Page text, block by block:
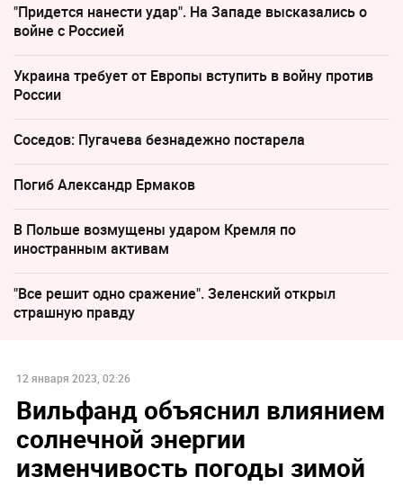
"Придется нанести удар". На Западе высказались о
войне с Россией
Украина требует от Европы вступить в войну против
России
Соседов: Пугачева безнадежно постарела
Погиб Александр Ермаков
В Польше возмущены ударом Кремля по
иностранным активам
"Все решит одно сражение". Зеленский открыл
страшную правду
12 января 2023, 02:26
Вильфанд объяснил влиянием
солнечной энергии
изменчивость погоды зимой